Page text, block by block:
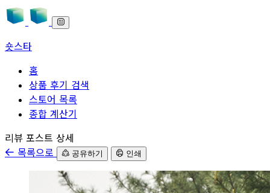
숏스타
홈
상품 후기 검색
스토어 목록
종합 계산기
본문으로 바로가기
리뷰 포스트 상세
목록으로
공유하기 인쇄